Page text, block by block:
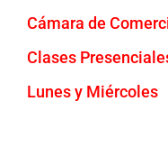
Cámara de
Clases
Lunes y Miércoles